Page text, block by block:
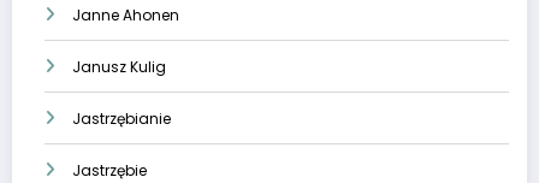
Janne Ahonen
Janusz Kulig
Jastrzębianie
Jastrzębie